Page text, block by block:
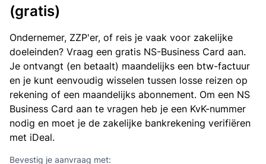
(gratis)
Ondernemer, ZZP'er, of reis je vaak voor zakelijke
doeleinden? Vraag een gratis NS-Business Card aan.
Je ontvangt (en betaalt) maandelijks een btw-factuur
en je kunt eenvoudig wisselen tussen losse reizen op
rekening of een maandelijks abonnement. Om een NS
Business Card aan te vragen heb je een KvK-nummer
nodig en moet je de zakelijke bankrekening verifiëren
met iDeal.
Bevestig je aanvraag met: